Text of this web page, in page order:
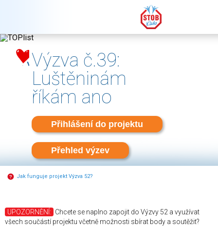
Výzva č.39:
Luštěninám
říkám ano
Přihlášení do projektu
Přehled výzev
Jak funguje projekt Výzva 52?
UPOZORNĚNÍ:
Chcete se naplno zapojit do Výzvy 52 a využívat
všech součástí projektu včetně možnosti sbírat body a soutěžit?